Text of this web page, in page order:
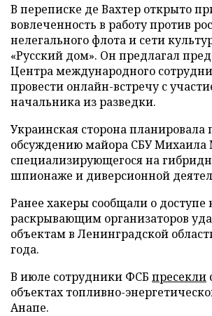
В переписке де Вахтер открыто
вовлеченность в работу против
нелегального флота и сети
«Русский дом». Он предлагал
Центра международного
провести онлайн-встречу с
начальника из разведки.
Украинская сторона планировала
обсуждению майора СБУ Михаила
специализирующегося на
шпионаже и диверсионной
Ранее хакеры сообщали о
раскрывающим организаторов
объектам в Ленинградской
года.
В июле сотрудники ФСБ пресекли
объектах топливно-
Анапе.